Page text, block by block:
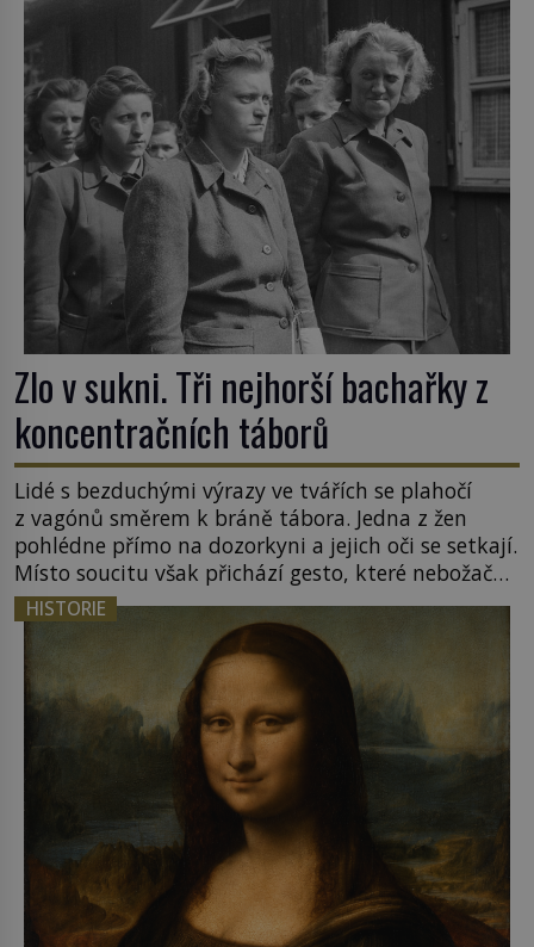
Zlo v sukni. Tři nejhorší bachařky z
koncentračních táborů
Lidé s bezduchými výrazy ve tvářích se plahočí
z vagónů směrem k bráně tábora. Jedna z žen
pohlédne přímo na dozorkyni a jejich oči se setkají.
Místo soucitu však přichází gesto, které nebožačku
posílá rovnou do plynové komory. Jména jako
Rudolf Höss (1901–1947), Josef Mengele (1911–
1979) či Heinrich Himmler (1900–1945) zná každý,
o koho se historie jen otřela. Jenže […]
HISTORIE